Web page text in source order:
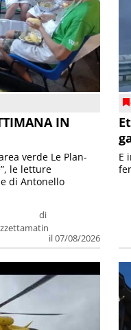
IN
di
il 07/08/2026
verde Le Plan-
le letture
di Antonello
E